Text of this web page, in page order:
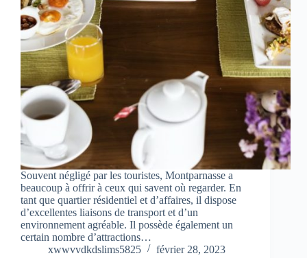
Souvent négligé par les touristes, Montparnasse a
beaucoup à offrir à ceux qui savent où regarder. En
tant que quartier résidentiel et d’affaires, il dispose
d’excellentes liaisons de transport et d’un
environnement agréable. Il possède également un
certain nombre d’attractions…
xwwvvdkdslims5825
février 28, 2023